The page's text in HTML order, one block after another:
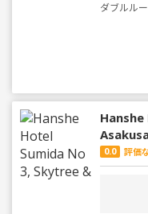
ダブルル
0.0 評価